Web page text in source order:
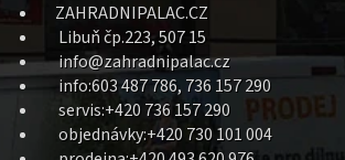
ZAHRADNIPALAC.CZ
Libuň čp.223, 507 15
info@zahradnipalac.cz
info:603 487 786, 736 157 290
servis:+420 736 157 290
objednávky:+420 730 101 004